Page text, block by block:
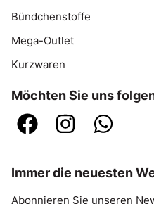
Bündchenstoffe
Mega-Outlet
Kurzwaren
Möchten Sie uns
Immer die neuesten
Abonnieren Sie unseren